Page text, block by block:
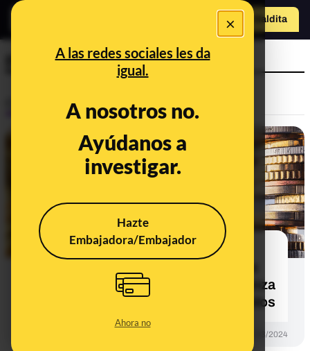
×
A las redes sociales les da
igual.
A nosotros no.
Ayúdanos a
investigar.
Hazte
Embajadora/Embajador
Ahora no
Hazte Maldita
presupuestos 2021
Control del poder
Cuando Sánchez pedía a Rajoy en
sometiera a una cuestión de confianza
si no salían adelante los presupuestos
14/03/2024